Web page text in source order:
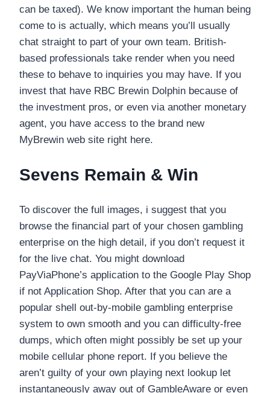
can be taxed). We know important the human being
come to is actually, which means you’ll usually
chat straight to part of your own team. British-
based professionals take render when you need
these to behave to inquiries you may have. If you
invest that have RBC Brewin Dolphin because of
the investment pros, or even via another monetary
agent, you have access to the brand new
MyBrewin web site right here.
Sevens Remain & Win
To discover the full images, i suggest that you
browse the financial part of your chosen gambling
enterprise on the high detail, if you don’t request it
for the live chat. You might download
PayViaPhone’s application to the Google Play Shop
if not Application Shop. After that you can are a
popular shell out-by-mobile gambling enterprise
system to own smooth and you can difficulty-free
dumps, which often might possibly be set up your
mobile cellular phone report. If you believe the
aren’t guilty of your own playing next lookup let
instantaneously away out of GambleAware or even